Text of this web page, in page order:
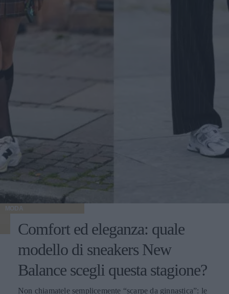
MODA
Comfort ed eleganza: quale
modello di sneakers New
Balance scegli questa stagione?
Non chiamatele semplicemente “scarpe da ginnastica”: le